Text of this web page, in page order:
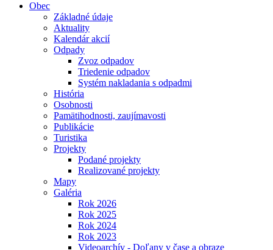
Obec
Základné údaje
Aktuality
Kalendár akcií
Odpady
Zvoz odpadov
Triedenie odpadov
Systém nakladania s odpadmi
História
Osobnosti
Pamätihodnosti, zaujímavosti
Publikácie
Turistika
Projekty
Podané projekty
Realizované projekty
Mapy
Galéria
Rok 2026
Rok 2025
Rok 2024
Rok 2023
Videoarchív - Doľany v čase a obraze